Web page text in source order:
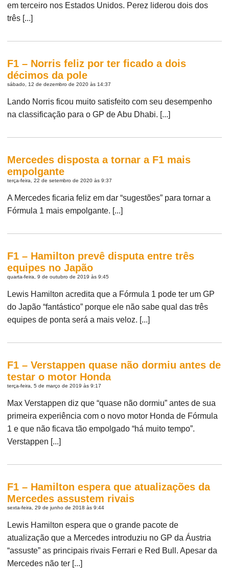
em terceiro nos Estados Unidos. Perez liderou dois dos
três [...]
F1 – Norris feliz por ter ficado a dois
décimos da pole
sábado, 12 de dezembro de 2020 às 14:37
Lando Norris ficou muito satisfeito com seu desempenho
na classificação para o GP de Abu Dhabi. [...]
Mercedes disposta a tornar a F1 mais
empolgante
terça-feira, 22 de setembro de 2020 às 9:37
A Mercedes ficaria feliz em dar “sugestões” para tornar a
Fórmula 1 mais empolgante. [...]
F1 – Hamilton prevê disputa entre três
equipes no Japão
quarta-feira, 9 de outubro de 2019 às 9:45
Lewis Hamilton acredita que a Fórmula 1 pode ter um GP
do Japão “fantástico” porque ele não sabe qual das três
equipes de ponta será a mais veloz. [...]
F1 – Verstappen quase não dormiu antes de
testar o motor Honda
terça-feira, 5 de março de 2019 às 9:17
Max Verstappen diz que “quase não dormiu” antes de sua
primeira experiência com o novo motor Honda de Fórmula
1 e que não ficava tão empolgado “há muito tempo”.
Verstappen [...]
F1 – Hamilton espera que atualizações da
Mercedes assustem rivais
sexta-feira, 29 de junho de 2018 às 9:44
Lewis Hamilton espera que o grande pacote de
atualização que a Mercedes introduziu no GP da Áustria
“assuste” as principais rivais Ferrari e Red Bull. Apesar da
Mercedes não ter [...]